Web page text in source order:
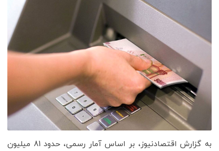
به گزارش اقتصادنیوز، بر اساس آمار رسمی، حدود 81 میلیون